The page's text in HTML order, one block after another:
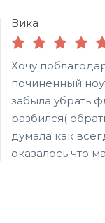
Вика
Хочу
починенный
забыла убрать
разбился(
думала как
оказалось что